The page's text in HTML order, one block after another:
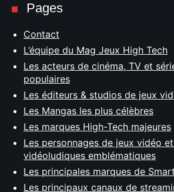
Pages
Contact
L’équipe du Mag Jeux High Tech
Les acteurs de cinéma, TV et
populaires
Les éditeurs & studios de jeux
Les Mangas les plus célèbres
Les marques High-Tech majeures
Les personnages de jeux vidéo
vidéoludiques emblématiques
Les principales marques de
Les principaux canaux de